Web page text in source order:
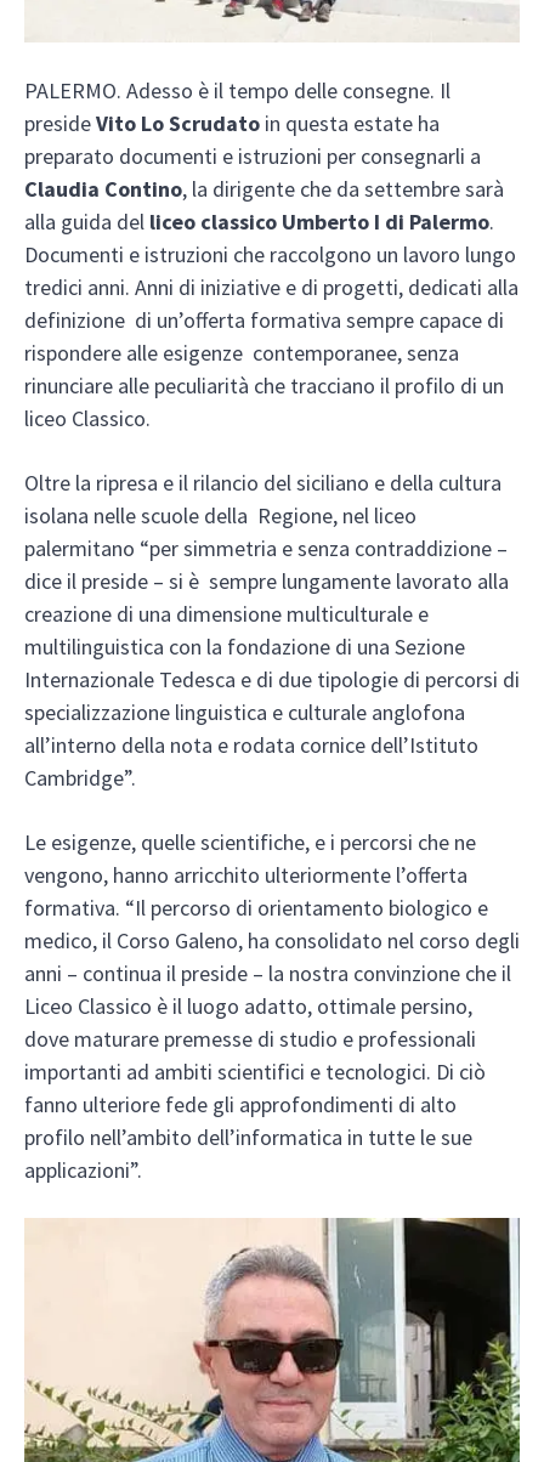
PALERMO. Adesso è il tempo delle consegne. Il
presideVito Lo Scrudato in questa estate ha
preparato documenti e istruzioni per consegnarli a
Claudia Contino, la dirigente che da settembre sarà
alla guida del liceo classico Umberto I di Palermo.
Documenti e istruzioni che raccolgono un lavoro lungo
tredici anni. Anni di iniziative e di progetti, dedicati alla
definizione di un’offerta formativa sempre capace di
rispondere alle esigenze contemporanee, senza
rinunciare alle peculiarità che tracciano il profilo di un
liceo Classico.
Oltre la ripresa e il rilancio del siciliano e della cultura
isolana nelle scuole della Regione, nel liceo
palermitano “per simmetria e senza contraddizione –
dice il preside – si è sempre lungamente lavorato alla
creazione di una dimensione multiculturale e
multilinguistica con la fondazione di una Sezione
Internazionale Tedesca e di due tipologie di percorsi di
specializzazione linguistica e culturale anglofona
all’interno della nota e rodata cornice dell’Istituto
Cambridge”.
Le esigenze, quelle scientifiche, e i percorsi che ne
vengono, hanno arricchito ulteriormente l’offerta
formativa. “Il percorso di orientamento biologico e
medico, il Corso Galeno, ha consolidato nel corso degli
anni – continua il preside – la nostra convinzione che il
Liceo Classico è il luogo adatto, ottimale persino,
dove maturare premesse di studio e professionali
importanti ad ambiti scientifici e tecnologici. Di ciò
fanno ulteriore fede gli approfondimenti di alto
profilo nell’ambito dell’informatica in tutte le sue
applicazioni”.